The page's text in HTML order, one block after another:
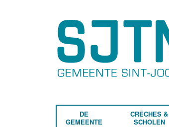
DE
GEMEENTE
CRÈCHES &
SCHOLEN